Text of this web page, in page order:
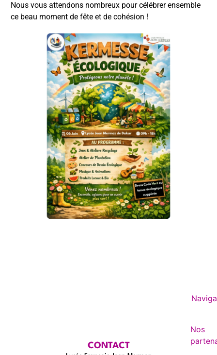
Nous vous attendons nombreux pour célébrer ensemble
ce beau moment de fête et de cohésion !
CONTACT
Nos